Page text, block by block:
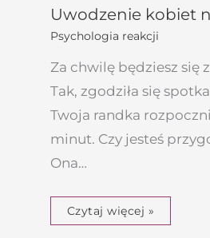
Uwodzenie kobiet
Psychologia reakcji
Za chwilę będziesz się
Tak, zgodziła się
Twoja randka
minut. Czy jesteś
Ona…
Czytaj więcej »